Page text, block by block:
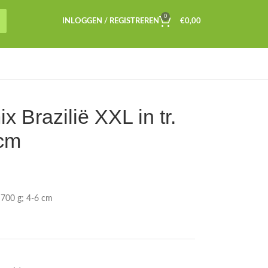
INLOGGEN / REGISTREREN
0
€0,00
Brazilië XXL in tr.
g; 4-6 cm